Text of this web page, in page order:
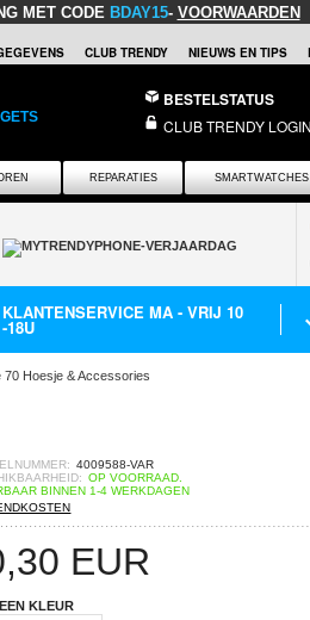
MET CODE BDAY15- VOORWAARDEN
CLUB TRENDY NIEUWS EN TIPS
BESTELSTATUS
CLUB TRENDY LOGIN
REPARATIES SMARTWATCHES
KLANTENSERVICE MA - VRIJ 10
-18U
70 Hoesje & Accessories
4009588-VAR
OP VOORRAAD.
BINNEN 1-4 WERKDAGEN
EUR
KLEUR